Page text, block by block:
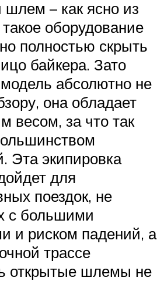
– как ясно из
оборудование
полностью скрыть
байкера. Зато
абсолютно не
она обладает
весом, за что так
Эта экипировка
для
поездок, не
с большими
и риском падений, а
трассе
открытые шлемы не